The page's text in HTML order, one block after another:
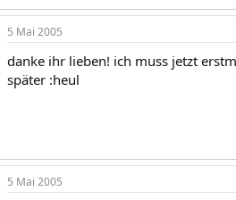
5 Mai 2005
danke ihr lieben! ich muss jetzt
später :heul
5 Mai 2005